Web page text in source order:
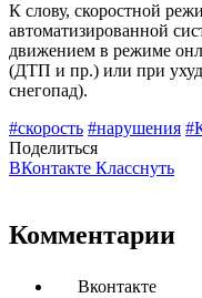
К слову, скоростной
автоматизированной
движением в режиме
(ДТП и пр.) или при
снегопад).
#скорость #нарушения
Поделиться
ВКонтакте Класснуть
Комментарии
Вконтакте